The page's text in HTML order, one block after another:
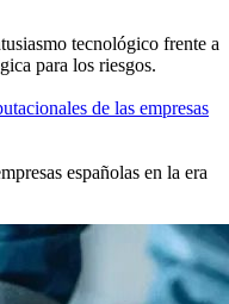
tecnológico frente a
para los riesgos.
de las empresas
españolas en la era